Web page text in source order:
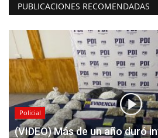
PUBLICACIONES RECOMENDADAS
Policial
(VIDEO) Más de un año duró